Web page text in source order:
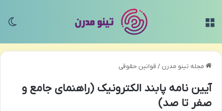
مجله تینو مدرن / قوانین حقوقی
آیین نامه پابند الکترونیک (راهنمای جامع و
صفر تا صد)